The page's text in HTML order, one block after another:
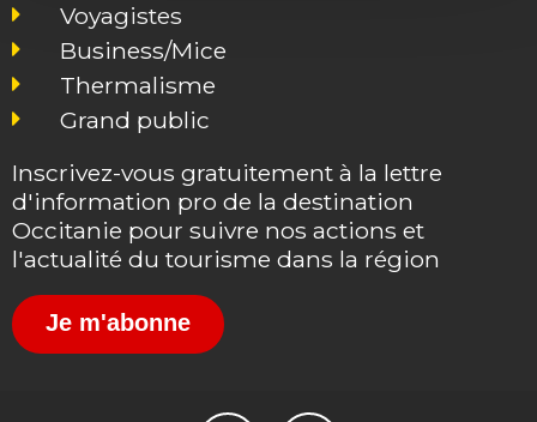
Voyagistes
Business/Mice
Thermalisme
Grand public
Inscrivez-vous gratuitement à la lettre
d'information pro de la destination
Occitanie pour suivre nos actions et
l'actualité du tourisme dans la région
Je m'abonne